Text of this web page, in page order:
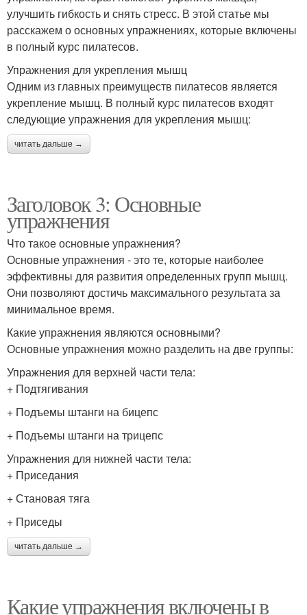
улучшить гибкость и снять стресс. В этой статье мы
расскажем о основных упражнениях, которые включены
в полный курс пилатесов.
Упражнения для укрепления мышц
Одним из главных преимуществ пилатесов является
укрепление мышц. В полный курс пилатесов входят
следующие упражнения для укрепления мышц:
читать дальше →
Заголовок 3: Основные
упражнения
Что такое основные упражнения?
Основные упражнения - это те, которые наиболее
эффективны для развития определенных групп мышц.
Они позволяют достичь максимального результата за
минимальное время.
Какие упражнения являются основными?
Основные упражнения можно разделить на две группы:
Упражнения для верхней части тела:
+ Подтягивания
+ Подъемы штанги на бицепс
+ Подъемы штанги на трицепс
Упражнения для нижней части тела:
+ Приседания
+ Становая тяга
+ Приседы
читать дальше →
Какие упражнения включены в